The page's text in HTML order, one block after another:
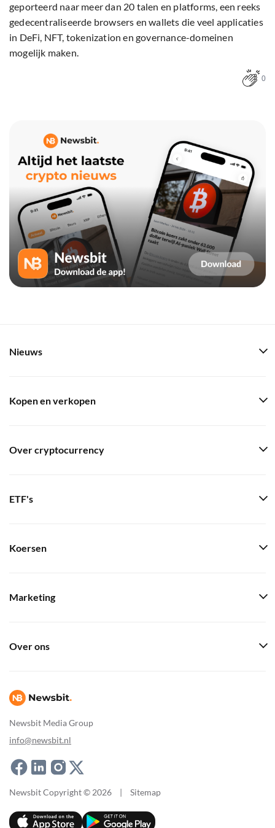
geporteerd naar meer dan 20 talen en platforms, een reeks
gedecentraliseerde browsers en wallets die veel applicaties
in DeFi, NFT, tokenization en governance-domeinen
mogelijk maken.
0
Newsbit Media Group
info@newsbit.nl
Nieuws
Kopen en verkopen
Over cryptocurrency
ETF's
Koersen
Marketing
Over ons
Newsbit Copyright © 2026 | Sitemap